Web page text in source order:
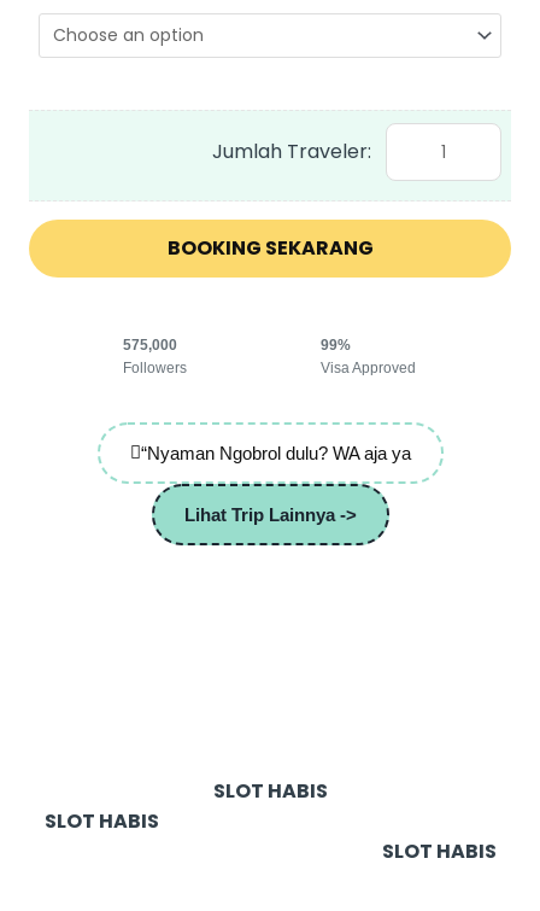
Explore
Negara
AirAsia
BOOKING SEKARANG
575,000
Followers
99%
Visa Approved
“Nyaman Ngobrol dulu? WA aja ya
Lihat Trip Lainnya ->